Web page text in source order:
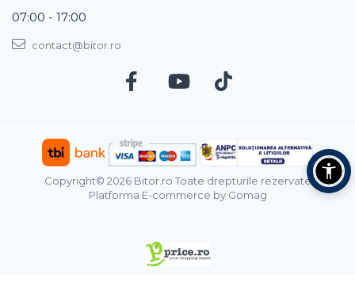
07:00 - 17:00
contact@bitor.ro
Copyright© 2026 Bitor.ro Toate drepturile rezervate
Platforma E-commerce by Gomag